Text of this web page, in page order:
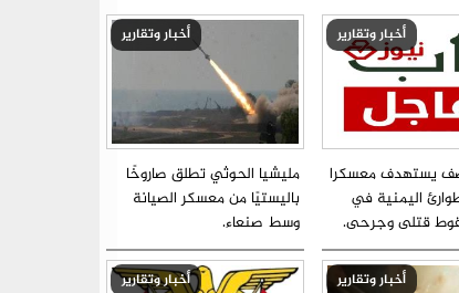
أخبار وتقارير
يستهدف معسكرا
اليمنية في
قتلى وجرحى.
أخبار وتقارير
مليشيا الحوثي تطلق صاروخًا
باليستيًا من معسكر الصيانة
وسط صنعاء.
أخبار وتقارير أخبار وتقارير